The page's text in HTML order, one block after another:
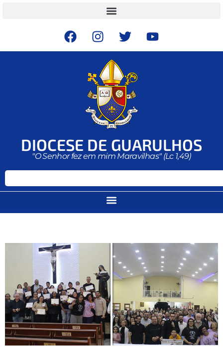
DIOCESE DE GUARULHOS
"O Senhor fez em mim Maravilhas" (Lc 1,49)